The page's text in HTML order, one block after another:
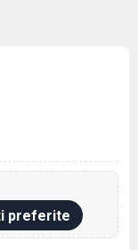
preferite